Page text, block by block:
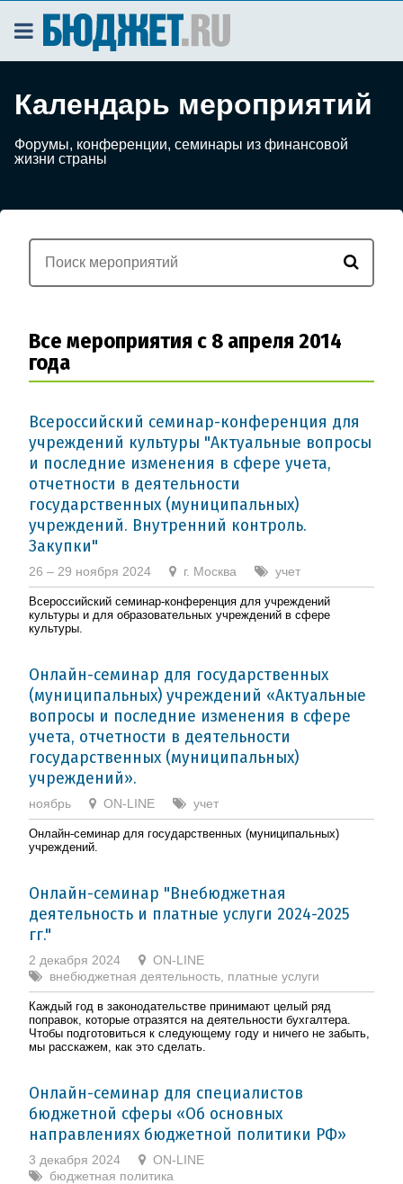
Календарь мероприятий
Форумы, конференции, семинары из финансовой
жизни страны
Все мероприятия с 8 апреля 2014
года
Всероссийский семинар-конференция для
учреждений культуры "Актуальные вопросы
и последние изменения в сфере учета,
отчетности в деятельности
государственных (муниципальных)
учреждений. Внутренний контроль.
Закупки"
26 – 29 ноября 2024 г. Москва учет
Всероссийский семинар-конференция для учреждений
культуры и для образовательных учреждений в сфере
культуры.
Онлайн-семинар для государственных
(муниципальных) учреждений «Актуальные
вопросы и последние изменения в сфере
учета, отчетности в деятельности
государственных (муниципальных)
учреждений».
ноябрь ON-LINE учет
Онлайн-семинар для государственных (муниципальных)
учреждений.
Онлайн-семинар "Внебюджетная
деятельность и платные услуги 2024-2025
гг."
2 декабря 2024
ON-LINE
внебюджетная деятельность, платные услуги
Каждый год в законодательстве принимают целый ряд
поправок, которые отразятся на деятельности бухгалтера.
Чтобы подготовиться к следующему году и ничего не забыть,
мы расскажем, как это сделать.
Онлайн-семинар для специалистов
бюджетной сферы «Об основных
направлениях бюджетной политики РФ»
3 декабря 2024
ON-LINE
бюджетная политика